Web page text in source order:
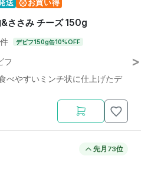
送 お買い得
ささみ チーズ 150g
デビフ150g缶10%OFF
フ
べやすいミンチ状に仕上げたデ
先月73位